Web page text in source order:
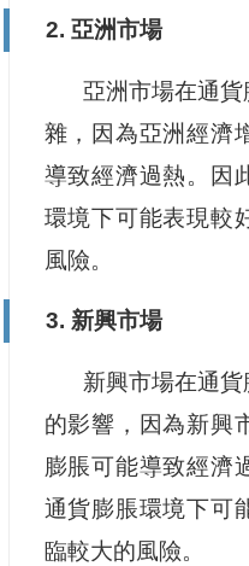
2. 亞洲市場
亞洲市場在通
雜，因為亞洲經濟
導致經濟過熱。因
環境下可能表現較
風險。
3. 新興市場
新興市場在通
的影響，因為新興
膨脹可能導致經濟
通貨膨脹環境下可
臨較大的風險。